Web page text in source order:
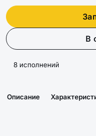
В
8 исполнений
Описание